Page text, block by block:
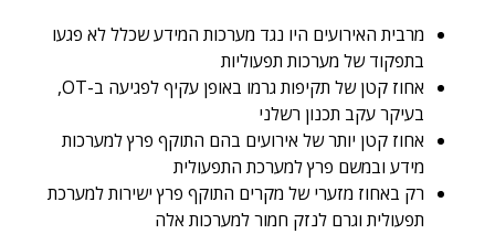
מרבית האירועים היו נגד מערכות המידע שכלל לא פגעו
בתפקוד של מערכות תפעוליות
אחוז קטן של תקיפות גרמו באופן עקיף לפגיעה ב-OT,
בעיקר עקב תכנון רשלני
אחוז קטן יותר של אירועים בהם התוקף פרץ למערכות
מידע ובמשם פרץ למערכת התפעולית
רק באחוז מזערי של מקרים התוקף פרץ ישירות למערכת
תפעולית וגרם לנזק חמור למערכות אלה